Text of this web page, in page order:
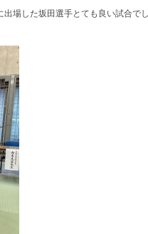
場した坂田選手とても良い試合で